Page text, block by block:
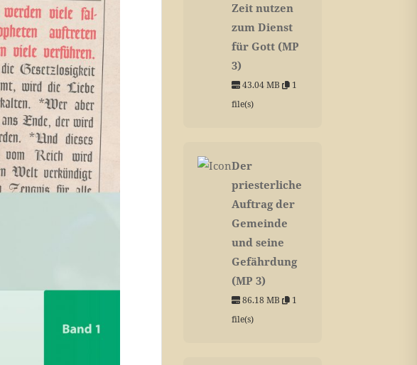
Zeit nutzen
zum Dienst
für Gott (MP
3)
43.04 MB
1
file(s)
Der
priesterliche
Auftrag der
Gemeinde
und seine
Gefährdung
(MP 3)
86.18 MB
1
file(s)